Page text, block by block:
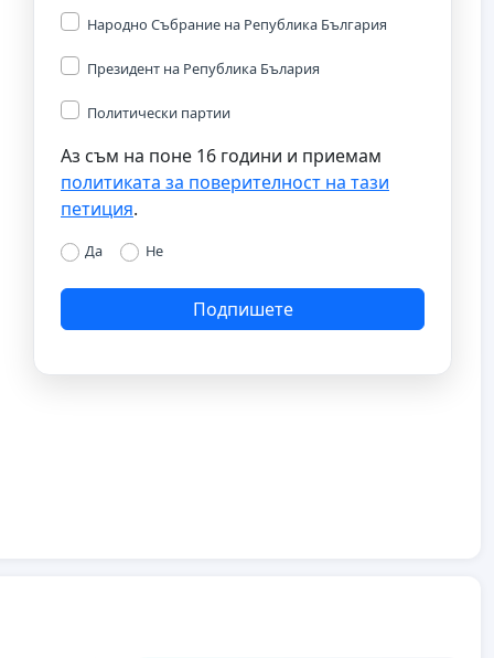
Народно Събрание на Република България
Президент на Република Бълария
Политически партии
Аз съм на поне 16 години и приемам
политиката за поверителност на тази
петиция.
Да Не
Подпишете